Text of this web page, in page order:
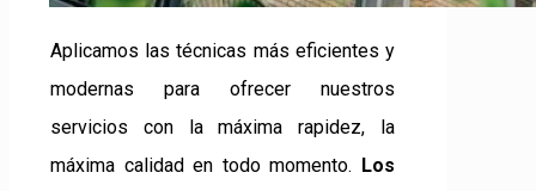
Aplicamos las técnicas más eficientes y
modernas para ofrecer nuestros
servicios con la máxima rapidez, la
máxima calidad en todo momento.
Los